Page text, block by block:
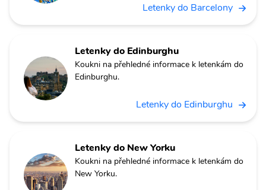
Letenky do Barcelony
Letenky do Edinburghu
Koukni na přehledné informace k letenkám do
Edinburghu.
Letenky do Edinburghu
Letenky do New Yorku
Koukni na přehledné informace k letenkám do
New Yorku.